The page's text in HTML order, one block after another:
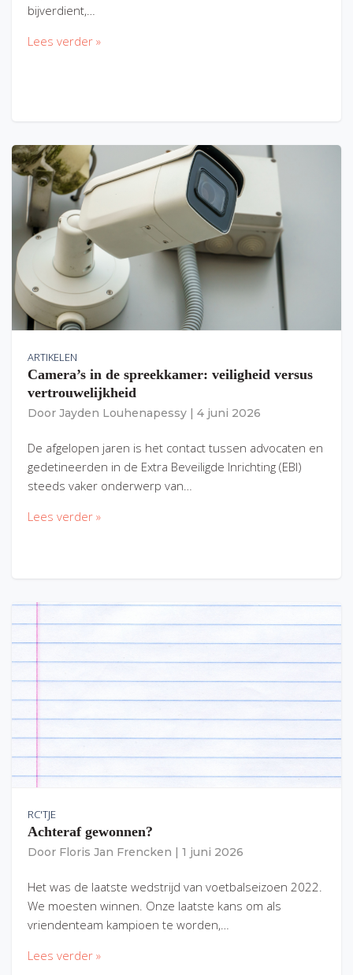
bijverdient,…
Lees verder »
ARTIKELEN
Camera’s in de spreekkamer: veiligheid versus
vertrouwelijkheid
Door Jayden Louhenapessy 4 juni 2026
De afgelopen jaren is het contact tussen advocaten en
gedetineerden in de Extra Beveiligde Inrichting (EBI)
steeds vaker onderwerp van…
Lees verder »
RC'TJE
Achteraf gewonnen?
Door Floris Jan Frencken 1 juni 2026
Het was de laatste wedstrijd van voetbalseizoen 2022.
We moesten winnen. Onze laatste kans om als
vriendenteam kampioen te worden,…
Lees verder »